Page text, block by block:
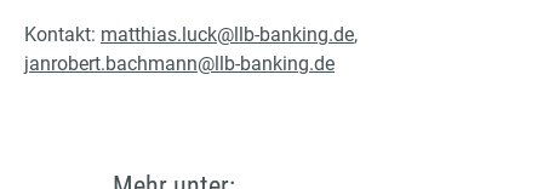
Kontakt: matthias.luck@llb-banking.de,
janrobert.bachmann@llb-banking.de